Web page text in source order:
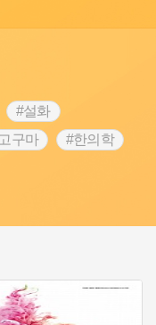
#설화
구마
#한의학
#마을